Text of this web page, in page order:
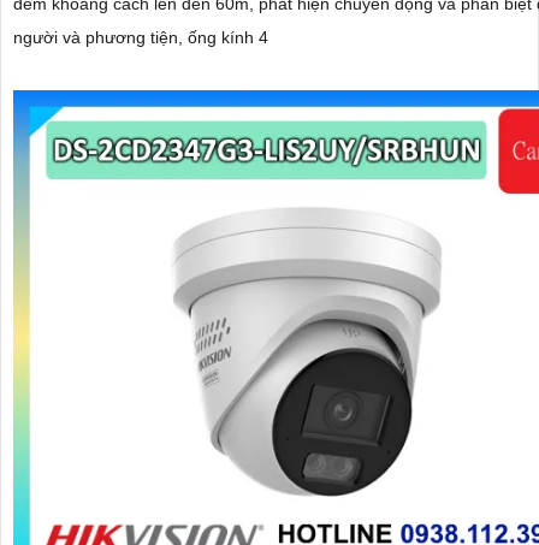
đêm khoảng cách lên đến 60m, phát hiện chuyển động và phân biệt
người và phương tiện, ống kính 4